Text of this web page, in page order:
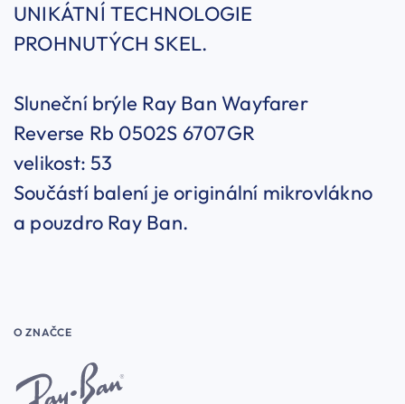
UNIKÁTNÍ TECHNOLOGIE
PROHNUTÝCH SKEL.
Sluneční brýle Ray Ban Wayfarer
Reverse Rb 0502S 6707GR
velikost: 53
Součástí balení je originální mikrovlákno
a pouzdro Ray Ban.
O ZNAČCE